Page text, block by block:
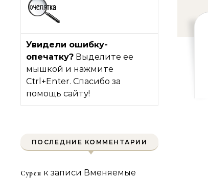
Увидели ошибку-
опечатку? Выделите ее
мышкой и нажмите
Ctrl+Enter. Спасибо за
помощь сайту!
ПОСЛЕДНИЕ КОММЕНТАРИИ
Сурен к записи Вменяемые